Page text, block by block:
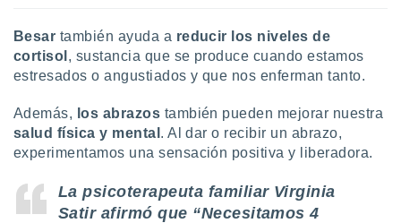
Besar también ayuda a reducir los niveles de
cortisol , sustancia que se produce cuando estamos
estresados o angustiados y que nos enferman tanto.
Además, los abrazos también pueden mejorar nuestra
salud física y mental . Al dar o recibir un abrazo,
experimentamos una sensación positiva y liberadora.
La psicoterapeuta familiar Virginia
Satir afirmó que “Necesitamos 4